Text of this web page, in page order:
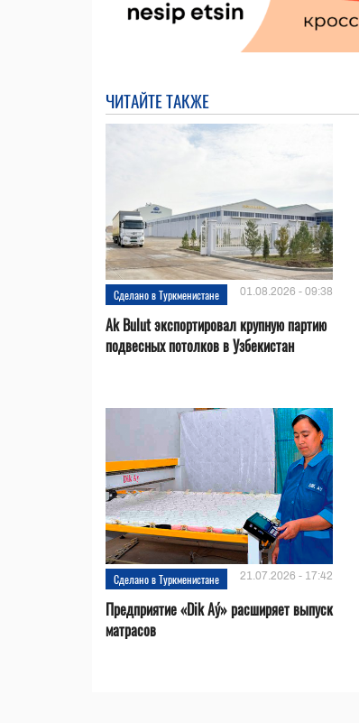
ЧИТАЙТЕ ТАКЖЕ
Сделано в Туркменистане 01.08.2026 - 09:38
Ak Bulut экспортировал крупную партию
подвесных потолков в Узбекистан
Сделано в Туркменистане 21.07.2026 - 17:42
Предприятие «Dik Aý» расширяет выпуск
матрасов